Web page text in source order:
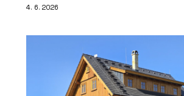
4. 6. 2026